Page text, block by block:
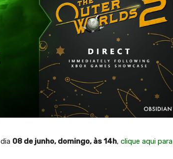
08 de junho, domingo, às 14h, clique aqui para